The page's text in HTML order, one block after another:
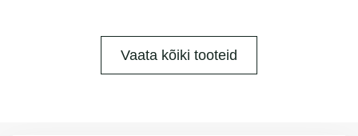
Vaata kõiki tooteid